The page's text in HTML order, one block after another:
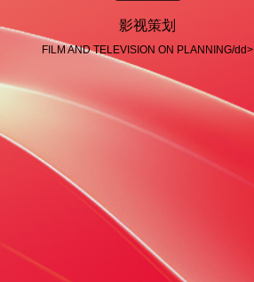
影视策划
FILM AND TELEVISION ON PLANNING/dd>